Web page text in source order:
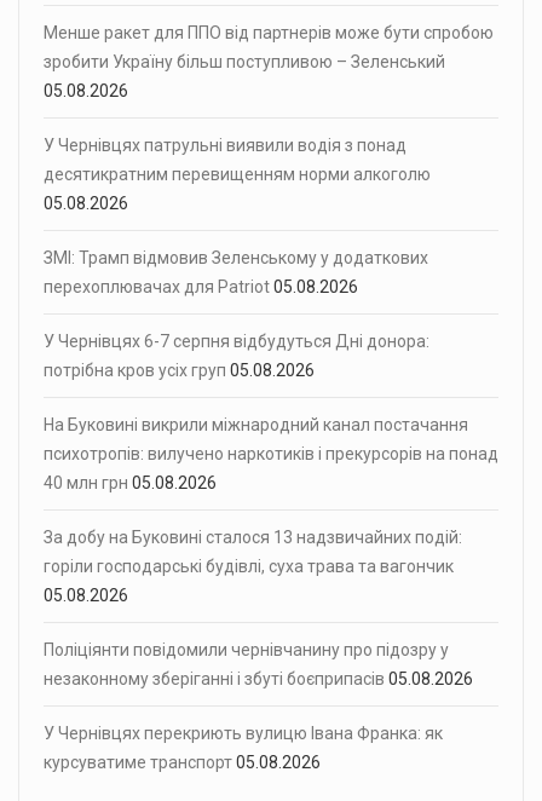
Менше ракет для ППО від партнерів може бути спробою
зробити Україну більш поступливою – Зеленський
05.08.2026
У Чернівцях патрульні виявили водія з понад
десятикратним перевищенням норми алкоголю
05.08.2026
ЗМІ: Трамп відмовив Зеленському у додаткових
перехоплювачах для Patriot05.08.2026
У Чернівцях 6-7 серпня відбудуться Дні донора:
потрібна кров усіх груп 05.08.2026
На Буковині викрили міжнародний канал постачання
психотропів: вилучено наркотиків і прекурсорів на понад
40 млн грн 05.08.2026
За добу на Буковині сталося 13 надзвичайних подій:
горіли господарські будівлі, суха трава та вагончик
05.08.2026
Поліціянти повідомили чернівчанину про підозру у
незаконному зберіганні і збуті боєприпасів 05.08.2026
У Чернівцях перекриють вулицю Івана Франка: як
курсуватиме транспорт05.08.2026